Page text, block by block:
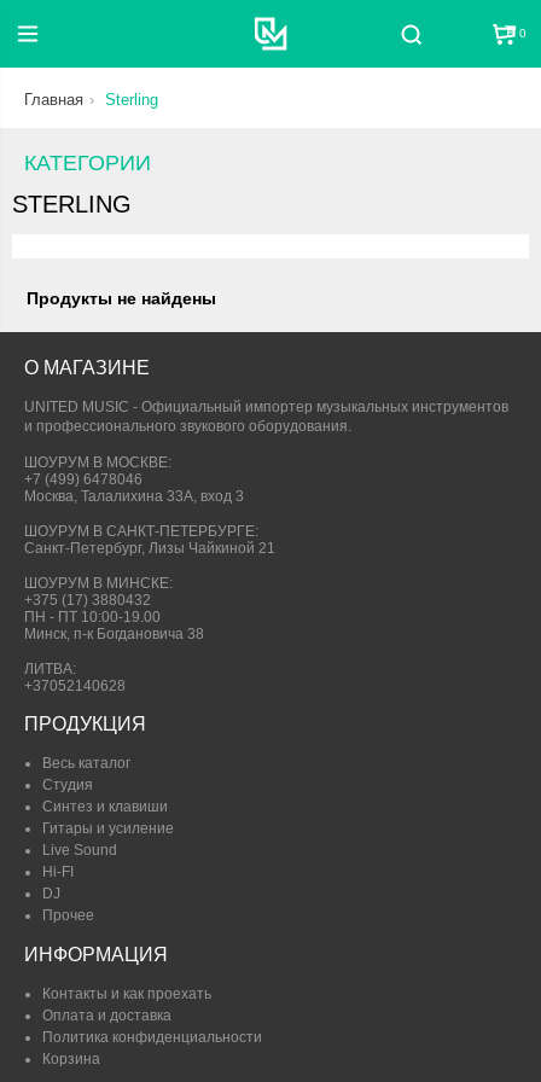
Поиск 0
Главная Sterling
КАТЕГОРИИ
STERLING
Продукты не найдены
О МАГАЗИНЕ
UNITED MUSIC - Официальный импортер музыкальных инструментов
и профессионального звукового оборудования.
ШОУРУМ В МОСКВЕ:
+7 (499) 6478046
Москва, Талалихина 33А, вход 3
ШОУРУМ В САНКТ-ПЕТЕРБУРГЕ:
Санкт-Петербург, Лизы Чайкиной 21
ШОУРУМ В МИНСКЕ:
+375 (17) 3880432
ПН - ПТ 10:00-19.00
Минск, п-к Богдановича 38
ЛИТВА:
+37052140628
ПРОДУКЦИЯ
Весь каталог
Студия
Синтез и клавиши
Гитары и усиление
Live Sound
Hi-FI
DJ
Прочее
ИНФОРМАЦИЯ
Контакты и как проехать
Оплата и доставка
Политика конфиденциальности
Корзина